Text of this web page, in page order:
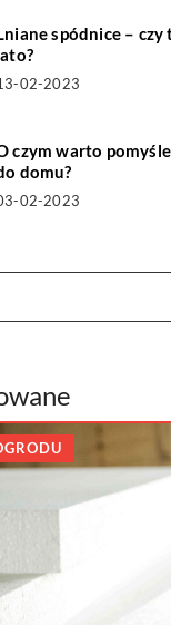
spódnice –
02-2023
czym warto
domu?
02-2023